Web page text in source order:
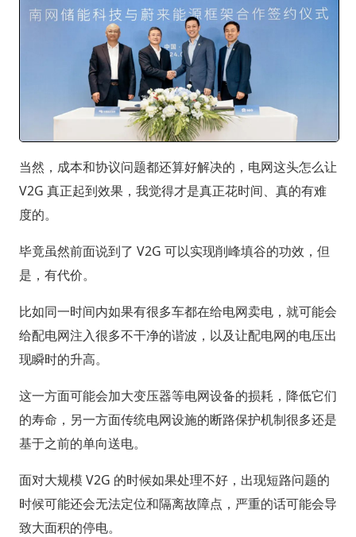
当然，成本和协议问题都还算好解决的，电网这头怎么让
V2G 真正起到效果，我觉得才是真正花时间、真的有难
度的。
毕竟虽然前面说到了 V2G 可以实现削峰填谷的功效，但
是，有代价。
比如同一时间内如果有很多车都在给电网卖电，就可能会
给配电网注入很多不干净的谐波，以及让配电网的电压出
现瞬时的升高。
这一方面可能会加大变压器等电网设备的损耗，降低它们
的寿命，另一方面传统电网设施的断路保护机制很多还是
基于之前的单向送电。
面对大规模 V2G 的时候如果处理不好，出现短路问题的
时候可能还会无法定位和隔离故障点，严重的话可能会导
致大面积的停电。